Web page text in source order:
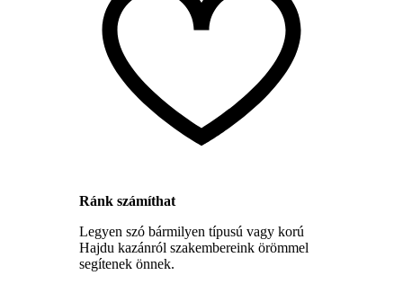
Ránk számíthat
Legyen szó bármilyen típusú vagy korú
Hajdu kazánról szakembereink örömmel
segítenek önnek.